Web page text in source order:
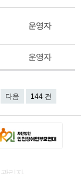
운영자
운영자
다음 144 건